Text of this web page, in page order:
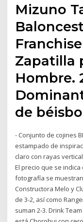
Mizuno
Zapatilla
Hombre.
de
- Conjunto de cojines
estampado de
claro con rayas
El precio que se
fotografía se muestran
Constructora Melo y
de 3-2, así como
suman 2-3. Drink